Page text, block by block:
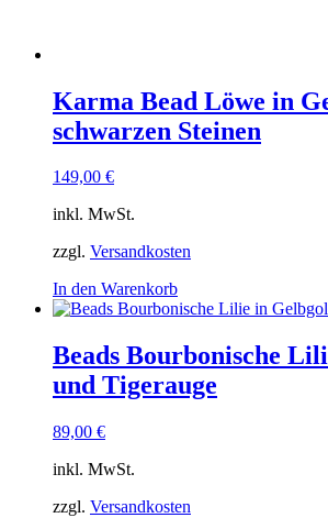
Karma Bead Löwe in
schwarzen Steinen
149,00 €
inkl. MwSt.
zzgl. Versandkosten
In den Warenkorb
Beads Bourbonische
und Tigerauge
89,00 €
inkl. MwSt.
zzgl. Versandkosten